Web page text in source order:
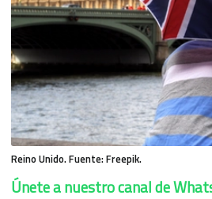
Reino Unido. Fuente: Freepik.
Únete a nuestro canal de